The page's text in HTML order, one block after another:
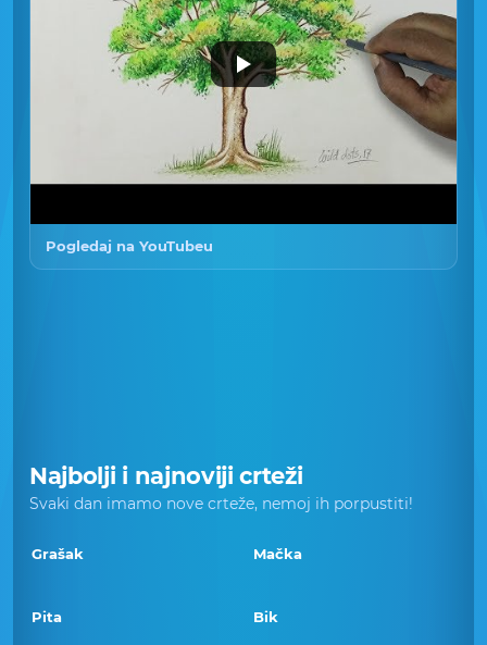
Pogledaj na YouTubeu
Najbolji i najnoviji crteži
Svaki dan imamo nove crteže, nemoj ih porpustiti!
Grašak Mačka
Pita Bik